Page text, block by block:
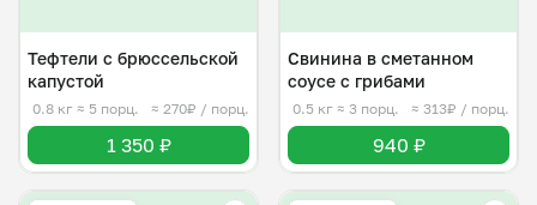
Тефтели с брюссельской
капустой
0.8 кг ≈ 5 порц. ≈ 270₽ / порц.
1 350 ₽
Свинина в сметанном
соусе с грибами
0.5 кг ≈ 3 порц. ≈ 313₽ / порц.
940 ₽